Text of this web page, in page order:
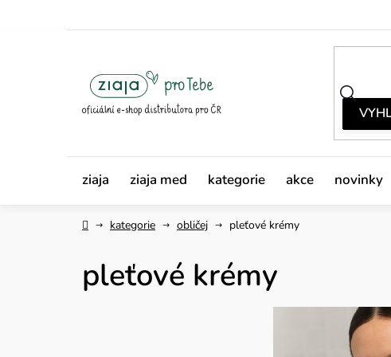
ziaja ziaja med kategorie akce novinky
Domůkategorie obličej pleťové krémy
pleťové krémy